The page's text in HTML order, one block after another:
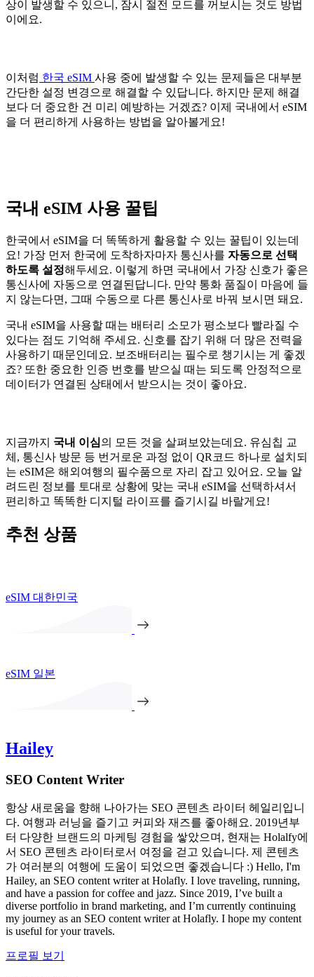
상이 발생할 수 있으니, 잠시 절전 모드를 꺼보시는 것도 방법
이에요.
이처럼 한국 eSIM 사용 중에 발생할 수 있는 문제들은 대부분
간단한 설정 변경으로 해결할 수 있답니다. 하지만 문제 해결
보다 더 중요한 건 미리 예방하는 거겠죠? 이제 국내에서 eSIM
을 더 편리하게 사용하는 방법을 알아볼게요!
국내 eSIM 사용 꿀팁
한국에서 eSIM을 더 똑똑하게 활용할 수 있는 꿀팁이 있는데
요! 가장 먼저 한국에 도착하자마자 통신사를 자동으로 선택
하도록 설정해두세요. 이렇게 하면 국내에서 가장 신호가 좋은
통신사에 자동으로 연결된답니다. 만약 통화 품질이 마음에 들
지 않는다면, 그때 수동으로 다른 통신사로 바꿔 보시면 돼요.
국내 eSIM을 사용할 때는 배터리 소모가 평소보다 빨라질 수
있다는 점도 기억해 주세요. 신호를 잡기 위해 더 많은 전력을
사용하기 때문인데요. 보조배터리는 필수로 챙기시는 게 좋겠
죠? 또한 중요한 인증 번호를 받으실 때는 되도록 안정적으로
데이터가 연결된 상태에서 받으시는 것이 좋아요.
지금까지 국내 이심의 모든 것을 살펴보았는데요. 유심칩 교
체, 통신사 방문 등 번거로운 과정 없이 QR코드 하나로 설치되
는 eSIM은 해외여행의 필수품으로 자리 잡고 있어요. 오늘 알
려드린 정보를 토대로 상황에 맞는 국내 eSIM을 선택하셔서
편리하고 똑똑한 디지털 라이프를 즐기시길 바랄게요!
추천 상품
eSIM 대한민국
eSIM 일본
Hailey
SEO Content Writer
항상 새로움을 향해 나아가는 SEO 콘텐츠 라이터 헤일리입니
다. 여행과 러닝을 즐기고 커피와 재즈를 좋아해요. 2019년부
터 다양한 브랜드의 마케팅 경험을 쌓았으며, 현재는 Holalfy에
서 SEO 콘텐츠 라이터로서 여정을 걷고 있습니다. 제 콘텐츠
가 여러분의 여행에 도움이 되었으면 좋겠습니다 :) Hello, I'm
Hailey, an SEO content writer at Holafly. I love traveling, running,
and have a passion for coffee and jazz. Since 2019, I’ve built a
diverse portfolio in brand marketing, and I’m currently continuing
my journey as an SEO content writer at Holafly. I hope my content
is useful for your travels.
프로필 보기